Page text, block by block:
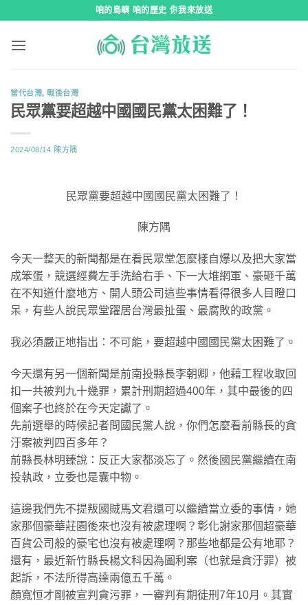
咱的島嶼 咱的歷史 你我來放送
當代台灣,戰後台灣
民眾黨要超越中國國民黨太困難了！
2024/08/14 陳方隅
民眾黨要超越中國國民黨太困難了！
陳方隅
今天一整天的新聞都是在看民眾堂怎麼樣自爆以及把大家當
成笨蛋，競選經費左手洗給右手、下一大堆網軍、豪砸千萬
在不知道什麼地方、開人頭公司這些事情看得很多人目瞪口
呆，有些人說民眾堂躍居台灣最扯蛋、最腐敗的政黨。
我必須嚴正地指出：不可能，要超越中國國民黨太困難了。
今天還有另一個新聞是前南投縣長李朝卿，他藉工程收取回
扣一共被判九十幾罪，累計刑期超過400年，其中最後的四
個案子也終於在今天定讞了。
先前選舉的時候記者問國民黨人說，你們怎麼看前縣長的貪
汙案被判四百多年？
前縣長林明臻說：反正大家都淡忘了。然後國民黨繼續在南
投執政，立委也是囊中物。
這邊我們先不提叛國賊馬文君還可以繼續當立委的事情，她
家那個豪華莊園後來也沒有被處理啊？彰化謝家那個超豪華
百貨公司般的豪宅也沒有被處理啊？那些地都是公有地耶？
還有，最近新竹縣長楊文科因為圖利案（也就是貪汙罪）被
起訴，不法所得高達兩億五千萬。
顏寬恒才剛被宣判貪污罪，一審判有期徒刑7年10月。其實